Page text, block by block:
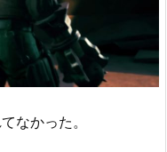
なかった。